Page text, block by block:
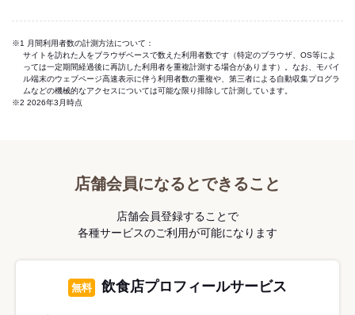
※1 月間利用者数の計測方法について：
サイトを訪れた人をブラウザベースで数えた利用者数です（特定のブラウザ、OS等によ
っては一定期間経過後に再訪した利用者を重複計測する場合があります）。なお、モバイ
ル端末のウェブページ高速表示に伴う利用者数の重複や、第三者による自動収集プログラ
ムなどの機械的なアクセスについては可能な限り排除して計測しています。
※2 2026年3月時点
店舗会員になるとできること
店舗会員登録することで
各種サービスのご利用が可能になります
無料 飲食店プロフィールサービス